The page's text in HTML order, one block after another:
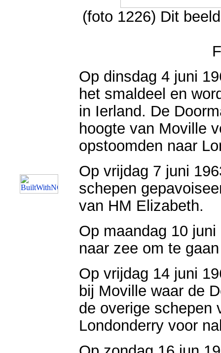
(foto 1226) Dit
Op dinsdag 4 juni
het smaldeel en
in Ierland. De
hoogte van Moville
opstoomden naar
Op vrijdag 7 juni
schepen
van HM Elizabeth.
Op maandag 10
naar zee om te
Op vrijdag 14 juni
bij Moville waar de
de overige schepen
Londonderry voor